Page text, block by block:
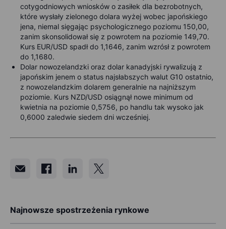
cotygodniowych wniosków o zasiłek dla bezrobotnych,
które wysłały zielonego dolara wyżej wobec japońskiego
jena, niemal sięgając psychologicznego poziomu 150,00,
zanim skonsolidował się z powrotem na poziomie 149,70.
Kurs EUR/USD spadł do 1,1646, zanim wzrósł z powrotem
do 1,1680.
Dolar nowozelandzki oraz dolar kanadyjski rywalizują z
japońskim jenem o status najsłabszych walut G10 ostatnio,
z nowozelandzkim dolarem generalnie na najniższym
poziomie. Kurs NZD/USD osiągnął nowe minimum od
kwietnia na poziomie 0,5756, po handlu tak wysoko jak
0,6000 zaledwie siedem dni wcześniej.
Najnowsze spostrzeżenia rynkowe